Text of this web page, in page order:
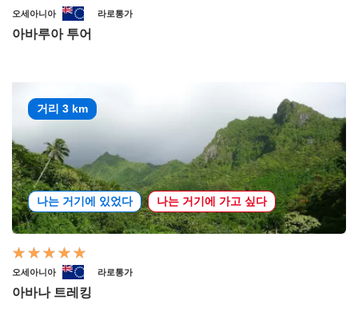
오세아니아 라로통가
아바루아 투어
거리 3 km
나는 거기에 있었다 나는 거기에 가고 싶다
오세아니아 라로통가
아바나 트레킹